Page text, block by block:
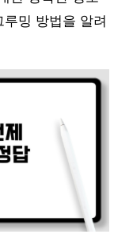
밍 방법을 알려